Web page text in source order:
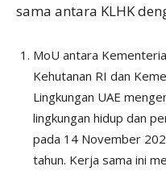
sama antara KLHK
MoU antara
Kehutanan RI dan
Lingkungan UAE
lingkungan hidup dan
pada 14 November
tahun. Kerja sama ini